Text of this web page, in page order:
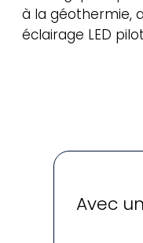
à la géothermie,
éclairage LED
Avec